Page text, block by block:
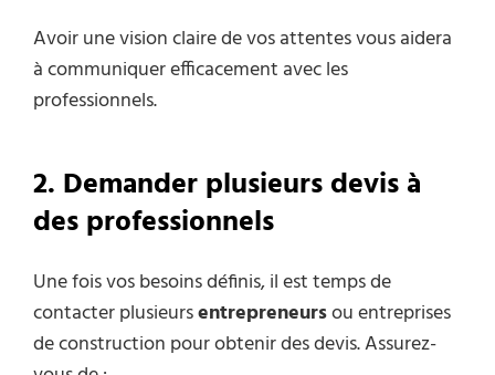
Avoir une vision claire de vos attentes vous aidera
à communiquer efficacement avec les
professionnels.
2. Demander plusieurs devis à
des professionnels
Une fois vos besoins définis, il est temps de
contacter plusieursentrepreneursou entreprises
de construction pour obtenir des devis. Assurez-